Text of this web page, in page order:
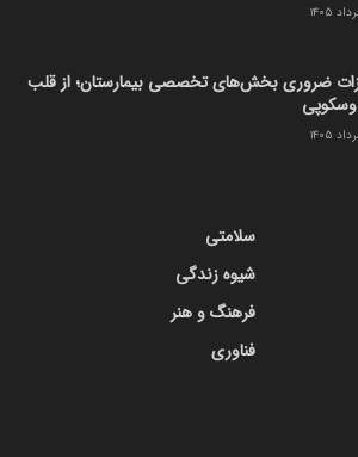
ضروری بخش‌های تخصصی بیمارستان؛ از قلب
سلامتی
شیوه زندگی
فرهنگ و هنر
فناوری